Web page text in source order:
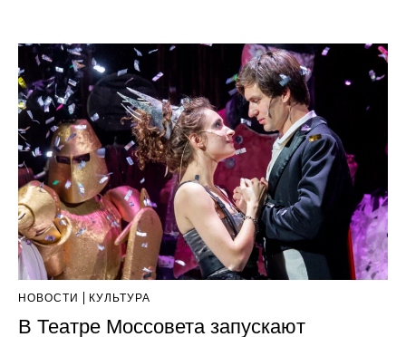
НОВОСТИ КУЛЬТУРА
В Театре Моссовета запускают